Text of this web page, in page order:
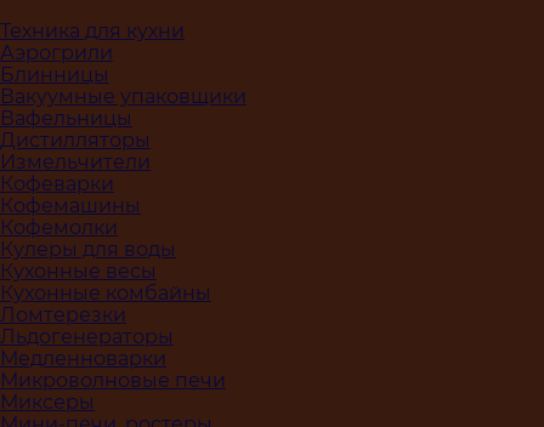
Техника для кухни
Аэрогрили
Блинницы
Вакуумные упаковщики
Вафельницы
Дистилляторы
Измельчители
Кофеварки
Кофемашины
Кофемолки
Кулеры для воды
Кухонные весы
Кухонные комбайны
Ломтерезки
Льдогенераторы
Медленноварки
Микроволновые печи
Миксеры